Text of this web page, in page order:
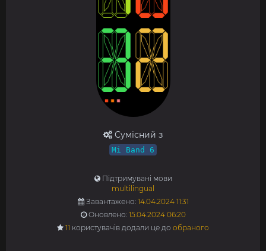
Сумісний з
Mi Band 6
Підтримувані мови
multilingual
Завантажено: 14.04.2024 11:31
Оновлено: 15.04.2024 06:20
11 користувачів додали це до обраного